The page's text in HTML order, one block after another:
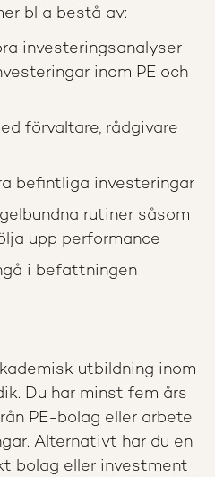
bl a bestå av:
investeringsanalyser
inom PE och
förvaltare, rådgivare
befintliga investeringar
rutiner såsom
upp performance
i befattningen
utbildning inom
Du har minst fem års
PE-bolag eller arbete
Alternativt har du en
bolag eller investment